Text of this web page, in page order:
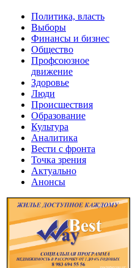
Политика, власть
Выборы
Финансы и бизнес
Общество
Профсоюзное
движение
Здоровье
Люди
Происшествия
Образование
Культура
Аналитика
Вести с фронта
Точка зрения
Актуально
Анонсы